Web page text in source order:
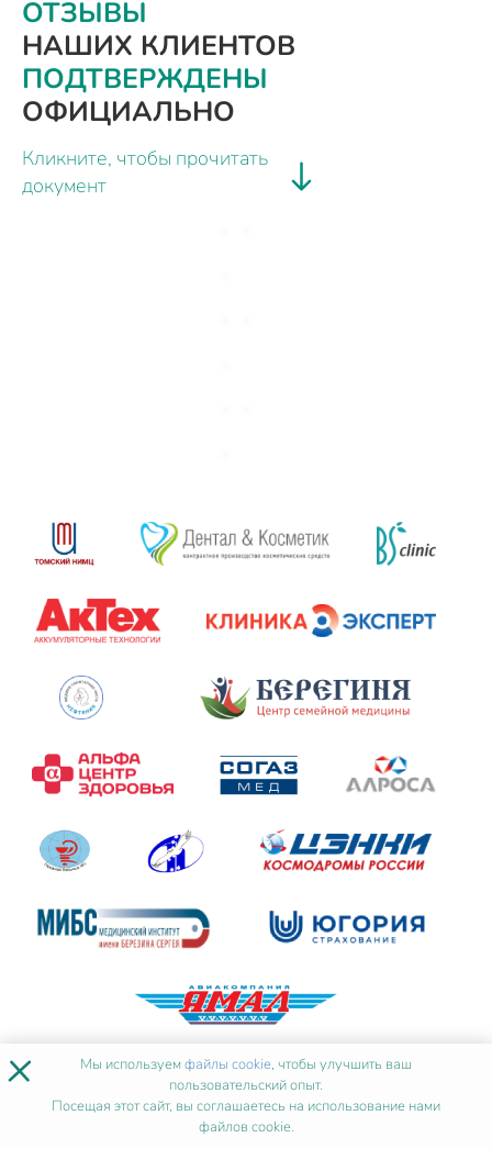
ОТЗЫВЫ
НАШИХ КЛИЕНТОВ
ПОДТВЕРЖДЕНЫ
ОФИЦИАЛЬНО
Кликните, чтобы прочитать
документ
Читать все отзывы
× Мы используемфайлы cookie, чтобы улучшить ваш
пользовательский опыт.
Посещая этот сайт, вы соглашаетесь на использование нами
файлов cookie.